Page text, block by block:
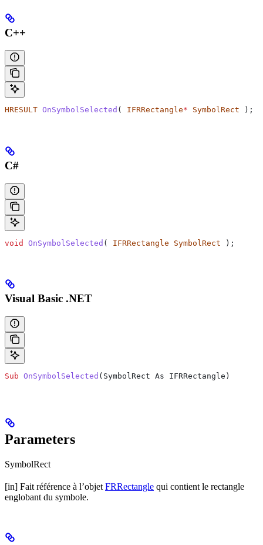
C++
HRESULT OnSymbolSelected ( IFRRectangle* SymbolRect );
C#
void OnSymbolSelected ( IFRRectangle SymbolRect );
Visual Basic .NET
Sub OnSymbolSelected ( SymbolRect As IFRRectangle )
Parameters
SymbolRect
[in] Fait référence à l’objet FRRectangle qui contient le rectangle
englobant du symbole.